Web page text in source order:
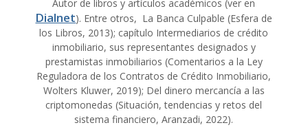
Autor de libros y artículos académicos (ver en
Dialnet). Entre otros, La Banca Culpable (Esfera de
los Libros, 2013); capítulo Intermediarios de crédito
inmobiliario, sus representantes designados y
prestamistas inmobiliarios (Comentarios a la Ley
Reguladora de los Contratos de Crédito Inmobiliario,
Wolters Kluwer, 2019); Del dinero mercancía a las
criptomonedas (Situación, tendencias y retos del
sistema financiero, Aranzadi, 2022).